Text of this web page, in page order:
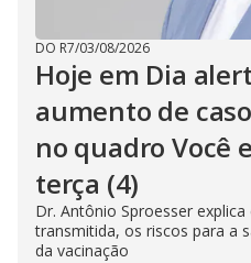
DO R7/03/08/2026
Hoje em Dia
aumento de
no quadro Você
terça (4)
Dr. Antônio Sproesser
transmitida, os riscos para a
da vacinação